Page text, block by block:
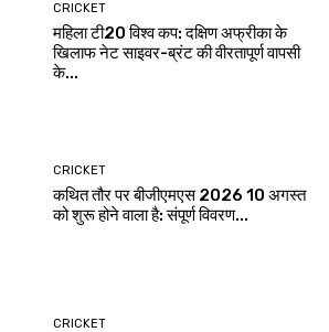
CRICKET
महिला टी20 विश्व कप: दक्षिण अफ्रीका के
खिलाफ नेट साइवर-ब्रंट की वीरतापूर्ण वापसी
के...
CRICKET
कथित तौर पर बीजीएमएस 2026 10 अगस्त
को शुरू होने वाला है: संपूर्ण विवरण...
CRICKET